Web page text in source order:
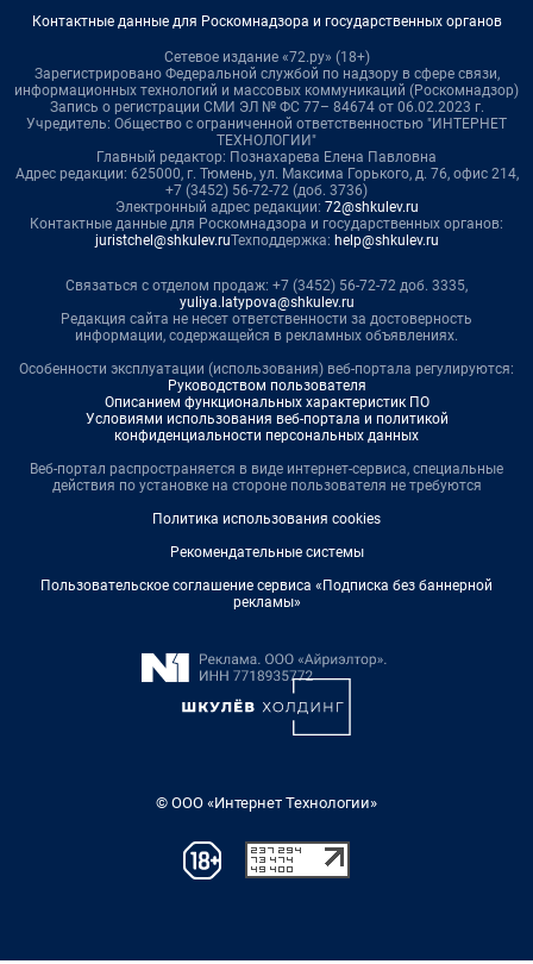
Контактные данные для Роскомнадзора и государственных органов
Сетевое издание «72.ру» (18+)
Зарегистрировано Федеральной службой по надзору в сфере связи,
информационных технологий и массовых коммуникаций (Роскомнадзор)
Запись о регистрации СМИ ЭЛ № ФС 77– 84674 от 06.02.2023 г.
Учредитель: Общество с ограниченной ответственностью "ИНТЕРНЕТ
ТЕХНОЛОГИИ"
Главный редактор: Познахарева Елена Павловна
Адрес редакции: 625000, г. Тюмень, ул. Максима Горького, д. 76, офис 214,
+7 (3452) 56-72-72 (доб. 3736)
Электронный адрес редакции: 72@shkulev.ru
Контактные данные для Роскомнадзора и государственных органов:
juristchel@shkulev.ruТехподдержка: help@shkulev.ru
Связаться с отделом продаж: +7 (3452) 56-72-72 доб. 3335,
yuliya.latypova@shkulev.ru
Редакция сайта не несет ответственности за достоверность
информации, содержащейся в рекламных объявлениях.
Особенности эксплуатации (использования) веб-портала регулируются:
Руководством пользователя
Описанием функциональных характеристик ПО
Условиями использования веб-портала и политикой
конфиденциальности персональных данных
Веб-портал распространяется в виде интернет-сервиса, специальные
действия по установке на стороне пользователя не требуются
Политика использования cookies
Рекомендательные системы
Пользовательское соглашение сервиса «Подписка без баннерной
рекламы»
© ООО «Интернет Технологии»